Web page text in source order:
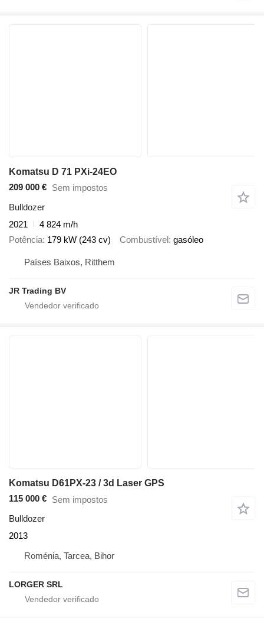
Komatsu D 71 PXi-24EO
209 000 € Sem impostos
Bulldozer
2021
4 824 m/h
Potência 179 kW (243 cv) Combustível gasóleo
Países Baixos, Ritthem
JR Trading BV
Komatsu D61PX-23 / 3d Laser GPS
115 000 € Sem impostos
Bulldozer
2013
Roménia, Tarcea, Bihor
LORGER SRL